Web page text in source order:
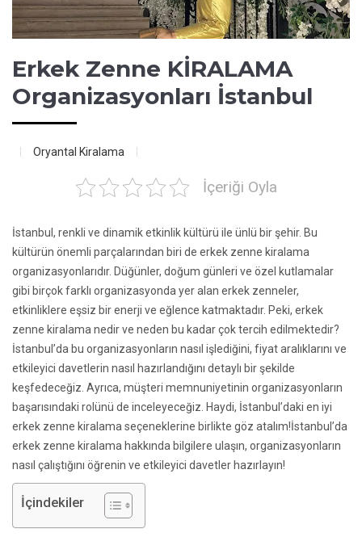
Erkek Zenne KİRALAMA
Organizasyonları İstanbul
Oryantal Kiralama
İçeriği Oyla
İstanbul, renkli ve dinamik etkinlik kültürü ile ünlü bir şehir. Bu
kültürün önemli parçalarından biri de erkek zenne kiralama
organizasyonlarıdır. Düğünler, doğum günleri ve özel kutlamalar
gibi birçok farklı organizasyonda yer alan erkek zenneler,
etkinliklere eşsiz bir enerji ve eğlence katmaktadır. Peki, erkek
zenne kiralama nedir ve neden bu kadar çok tercih edilmektedir?
İstanbul’da bu organizasyonların nasıl işlediğini, fiyat aralıklarını ve
etkileyici davetlerin nasıl hazırlandığını detaylı bir şekilde
keşfedeceğiz. Ayrıca, müşteri memnuniyetinin organizasyonların
başarısındaki rolünü de inceleyeceğiz. Haydi, İstanbul’daki en iyi
erkek zenne kiralama seçeneklerine birlikte göz atalım!İstanbul’da
erkek zenne kiralama hakkında bilgilere ulaşın, organizasyonların
nasıl çalıştığını öğrenin ve etkileyici davetler hazırlayın!
İçindekiler